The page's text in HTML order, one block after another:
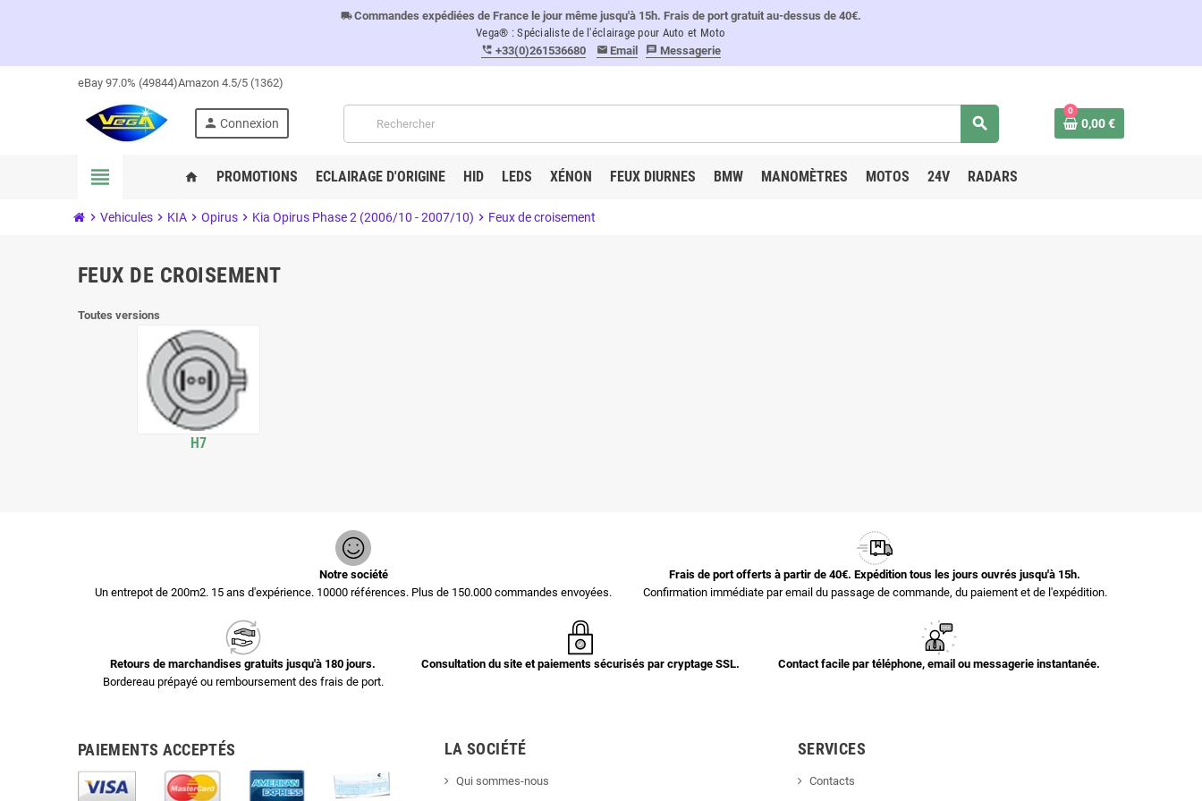
local_shippingCommandes expédiées de France le jour même jusqu'à 15h. Frais de port gratuit au-dessus de 40€.
Vega® : Spécialiste de l'éclairage pour Auto et Moto
perm_phone_msg +33(0)261536680 email Email message Messagerie
eBay 97.0% (49844)Amazon 4.5/5 (1362)
person Connexion search
0
0,00 €
view_headline home PROMOTIONS ECLAIRAGE D'ORIGINE HID LEDS XÉNON FEUX DIURNES BMW MANOMÈTRES MOTOS 24V RADARS
chevron_right Vehicules chevron_right KIA chevron_right Opirus chevron_right Kia Opirus Phase 2 (2006/10 - 2007/10) chevron_right Feux de croisement
FEUX DE CROISEMENT
Toutes versions
H7
Notre société
Un entrepot de 200m2. 15 ans d'expérience. 10000 références. Plus de 150.000 commandes envoyées.
Frais de port offerts à partir de 40€. Expédition tous les jours ouvrés jusqu'à 15h.
Confirmation immédiate par email du passage de commande, du paiement et de l'expédition.
Retours de marchandises gratuits jusqu'à 180 jours.
Bordereau prépayé ou remboursement des frais de port.
Consultation du site et paiements sécurisés par cryptage SSL. Contact facile par téléphone, email ou messagerie instantanée.
PAIEMENTS ACCEPTÉS LA SOCIÉTÉ
Qui sommes-nous
SERVICES
Contacts